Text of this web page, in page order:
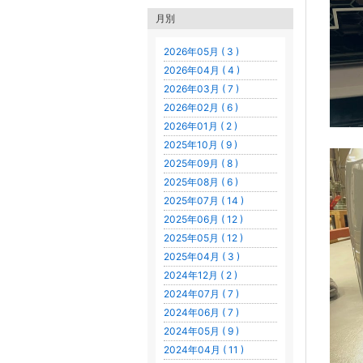
月別
2026年05月 ( 3 )
2026年04月 ( 4 )
2026年03月 ( 7 )
2026年02月 ( 6 )
2026年01月 ( 2 )
2025年10月 ( 9 )
2025年09月 ( 8 )
2025年08月 ( 6 )
2025年07月 ( 14 )
2025年06月 ( 12 )
2025年05月 ( 12 )
2025年04月 ( 3 )
2024年12月 ( 2 )
2024年07月 ( 7 )
2024年06月 ( 7 )
2024年05月 ( 9 )
2024年04月 ( 11 )